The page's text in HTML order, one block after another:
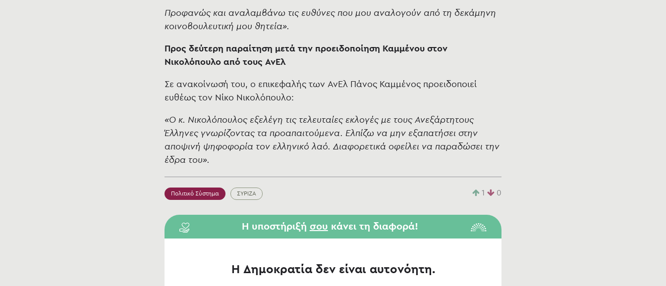
Προφανώς και αναλαμβάνω τις ευθύνες που μου αναλογούν από τη δεκάμηνη
κοινοβουλευτική μου θητεία».
Προς δεύτερη παραίτηση μετά την προειδοποίηση Καμμένου στον
Νικολόπουλο από τους ΑνΕλ
Σε ανακοίνωσή του, ο επικεφαλής των ΑνΕλ Πάνος Καμμένος προειδοποιεί
ευθέως τον Νίκο Νικολόπουλο:
«Ο κ. Νικολόπουλος εξελέγη τις τελευταίες εκλογές με τους Ανεξάρτητους
Έλληνες γνωρίζοντας τα προαπαιτούμενα. Ελπίζω να μην εξαπατήσει στην
αποψινή ψηφοφορία τον ελληνικό λαό. Διαφορετικά οφείλει να παραδώσει την
έδρα του».
Πολιτικό Σύστημα ΣΥΡΙΖΑ 1 0
Η υποστήριξή σου κάνει τη διαφορά!
Η Δημοκρατία δεν είναι αυτονόητη.